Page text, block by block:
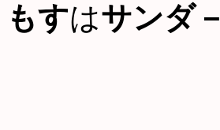
もすはサンダ－